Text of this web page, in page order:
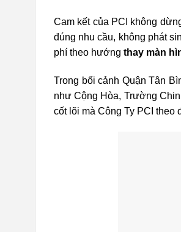
Cam kết của PCI không
đúng nhu cầu, không phát
phí theo hướng thay màn
Trong bối cảnh Quận Tân
như Cộng Hòa, Trường
cốt lõi mà Công Ty PCI theo